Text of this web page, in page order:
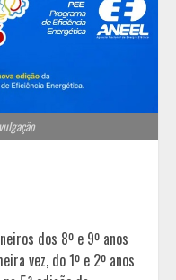
dos 8º e 9º anos
vez, do 1º e 2º anos